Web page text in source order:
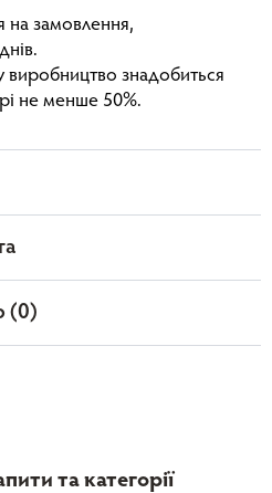
на замовлення,
виробництво знадобиться
не менше 50%.
(0)
та категорії